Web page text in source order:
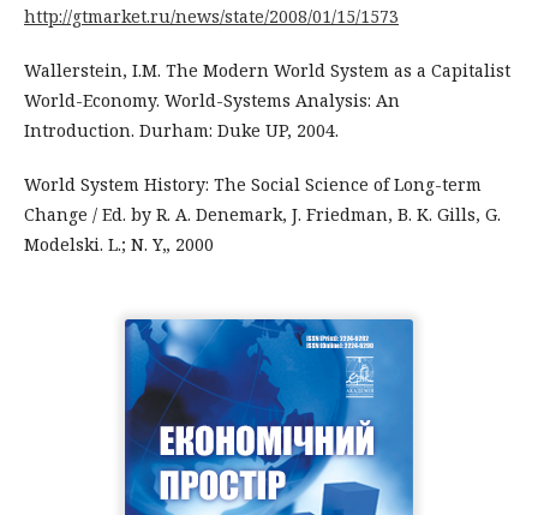
http://gtmarket.ru/news/state/2008/01/15/1573
Wallerstein, I.M. The Modern World System as a Capitalist
World-Economy. World-Systems Analysis: An
Introduction. Durham: Duke UP, 2004.
World System History: The Social Science of Long-term
Change / Ed. by R. A. Denemark, J. Friedman, В. K. Gills, G.
Modelski. L.; N. Y„ 2000